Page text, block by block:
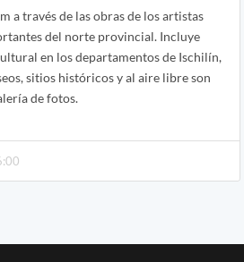
a través de las obras de los artistas
del norte provincial. Incluye
en los departamentos de Ischilín,
sitios históricos y al aire libre son
de fotos.